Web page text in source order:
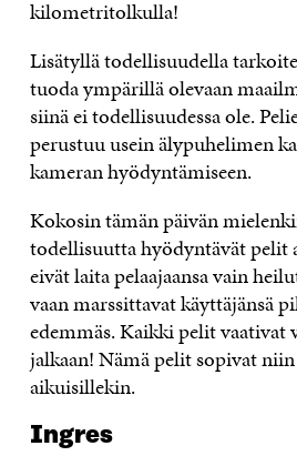
kilometritolkulla!
Lisätyllä todellisuudella
tuoda ympärillä olevaan
siinä ei todellisuudessa ole.
perustuu usein älypuhelimen
kameran hyödyntämiseen.
Kokosin tämän päivän
todellisuutta hyödyntävät pelit
eivät laita pelaajaansa vain
vaan marssittavat käyttäjänsä
edemmäs. Kaikki pelit vaativat
jalkaan! Nämä pelit sopivat
aikuisillekin.
Ingres